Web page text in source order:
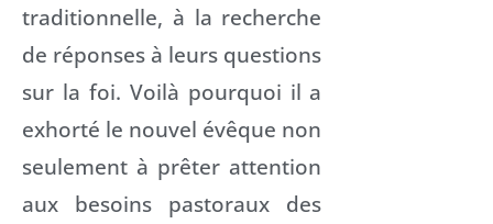
traditionnelle, à la recherche
de réponses à leurs questions
sur la foi. Voilà pourquoi il a
exhorté le nouvel évêque non
seulement à prêter attention
aux besoins pastoraux des